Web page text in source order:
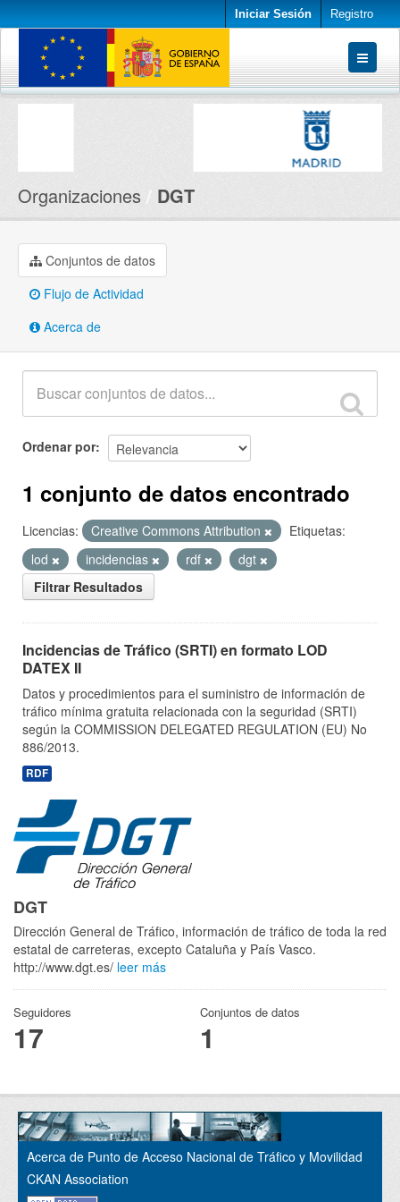
Iniciar Sesión Registro
Conjuntos de datos
Organizaciones DGT
Conjuntos de datos
Flujo de Actividad
Acerca de
Ordenar por
1 conjunto de datos encontrado
Licencias: Creative Commons Attribution
Etiquetas:
lod
incidencias rdf
dgt
Filtrar Resultados
Incidencias de Tráfico (SRTI) en formato LOD
DATEX II
Datos y procedimientos para el suministro de información de
tráfico mínima gratuita relacionada con la seguridad (SRTI)
según la COMMISSION DELEGATED REGULATION (EU) No
886/2013.
RDF
DGT
Dirección General de Tráfico, información de tráfico de toda la red
estatal de carreteras, excepto Cataluña y País Vasco.
http://www.dgt.es/ leer más
Seguidores
17
Conjuntos de datos
1
Acerca de Punto de Acceso Nacional de Tráfico y Movilidad
CKAN Association